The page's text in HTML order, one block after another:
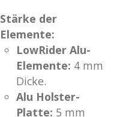
Stärke der
Elemente:
LowRider Alu-
Elemente: 4 mm
Dicke.
Alu Holster-
Platte: 5 mm